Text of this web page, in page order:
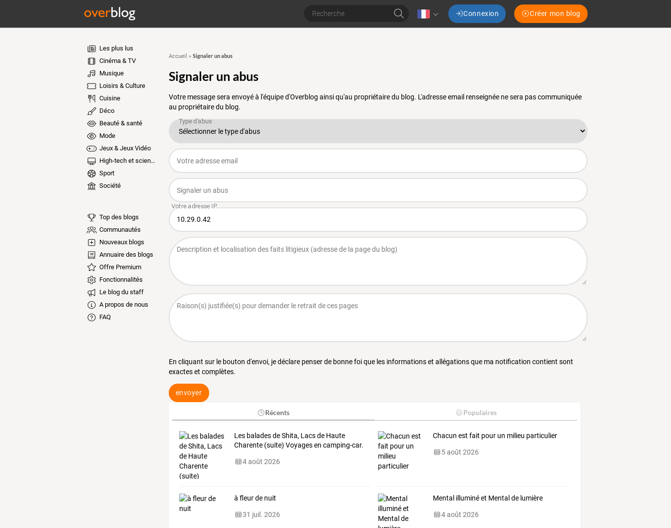
Connexion Créer mon blog
Les plus lus
Cinéma & TV
Musique
Loisirs & Culture
Cuisine
Déco
Beauté & santé
Mode
Jeux & Jeux Vidéo
High-tech et sciences
Sport
Société
Top des blogs
Communautés
Nouveaux blogs
Annuaire des blogs
Offre Premium
Fonctionnalités
Le blog du staff
A propos de nous
FAQ
Accueil » Signaler un abus
Signaler un abus
Votre message sera envoyé à l'équipe d'Overblog ainsi qu'au propriétaire du blog. L'adresse email renseignée ne sera pas communiquée
au propriétaire du blog.
En cliquant sur le bouton d'envoi, je déclare penser de bonne foi que les informations et allégations que ma notification contient sont
exactes et complètes.
envoyer
Récents Populaires
Les balades de Shita, Lacs de Haute
Charente (suite) Voyages en camping-car.
4 août 2026
Chacun est fait pour un milieu particulier
5 août 2026
à fleur de nuit
31 juil. 2026
Mental illuminé et Mental de lumière
4 août 2026